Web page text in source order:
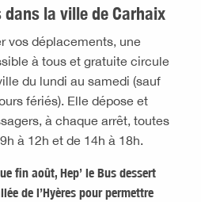
dans la ville de Carhaix
vos déplacements, une
à tous et gratuite circule
du lundi au samedi (sauf
fériés). Elle dépose et
à chaque arrêt, toutes
à 12h et de 14h à 18h.
fin août, Hep’ le Bus dessert
de l’Hyères pour permettre